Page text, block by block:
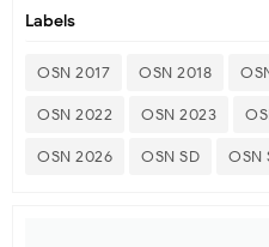
Labels
OSN 2017 OSN 2018
OSN 2022 OSN 2023
OSN 2026 OSN SD OSN